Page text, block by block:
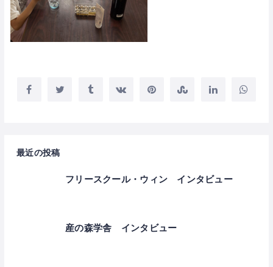
最近の投稿
フリースクール・ウィン インタビュー
産の森学舎 インタビュー